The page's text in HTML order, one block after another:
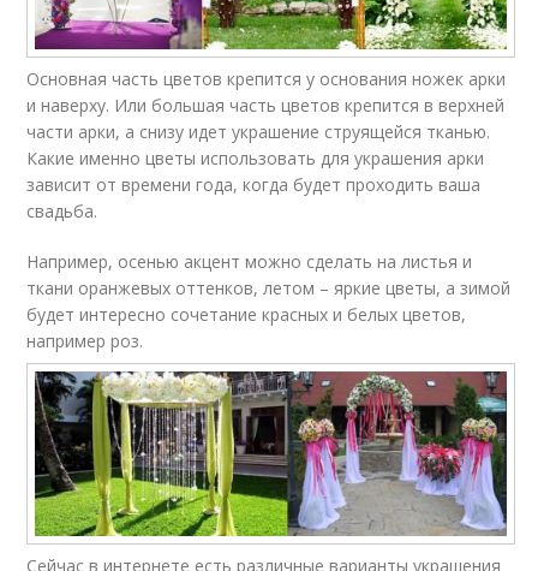
Основная часть цветов крепится у основания ножек арки
и наверху. Или большая часть цветов крепится в верхней
части арки, а снизу идет украшение струящейся тканью.
Какие именно цветы использовать для украшения арки
зависит от времени года, когда будет проходить ваша
свадьба.
Например, осенью акцент можно сделать на листья и
ткани оранжевых оттенков, летом – яркие цветы, а зимой
будет интересно сочетание красных и белых цветов,
например роз.
Сейчас в интернете есть различные варианты украшения